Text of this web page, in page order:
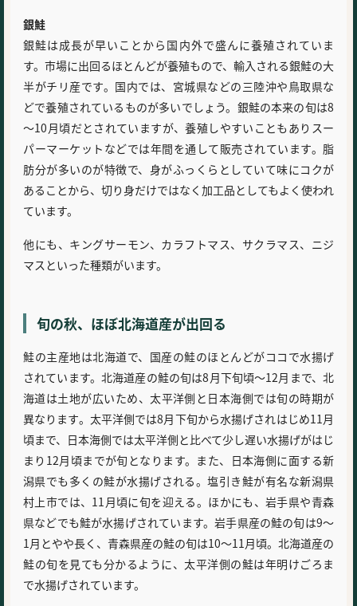
銀鮭
銀鮭は成長が早いことから国内外で盛んに養殖されていま
す。市場に出回るほとんどが養殖もので、輸入される銀鮭の大
半がチリ産です。国内では、宮城県などの三陸沖や鳥取県な
どで養殖されているものが多いでしょう。銀鮭の本来の旬は8
～10月頃だとされていますが、養殖しやすいこともありスー
パーマーケットなどでは年間を通して販売されています。脂
肪分が多いのが特徴で、身がふっくらとしていて味にコクが
あることから、切り身だけではなく加工品としてもよく使われ
ています。
他にも、キングサーモン、カラフトマス、サクラマス、ニジ
マスといった種類がいます。
旬の秋、ほぼ北海道産が出回る
鮭の主産地は北海道で、国産の鮭のほとんどがココで水揚げ
されています。北海道産の鮭の旬は8月下旬頃～12月まで、北
海道は土地が広いため、太平洋側と日本海側では旬の時期が
異なります。太平洋側では8月下旬から水揚げされはじめ11月
頃まで、日本海側では太平洋側と比べて少し遅い水揚げがはじ
まり12月頃までが旬となります。また、日本海側に面する新
潟県でも多くの鮭が水揚げされる。塩引き鮭が有名な新潟県
村上市では、11月頃に旬を迎える。ほかにも、岩手県や青森
県などでも鮭が水揚げされています。岩手県産の鮭の旬は9～
1月とやや長く、青森県産の鮭の旬は10～11月頃。北海道産の
鮭の旬を見ても分かるように、太平洋側の鮭は年明けごろま
で水揚げされています。